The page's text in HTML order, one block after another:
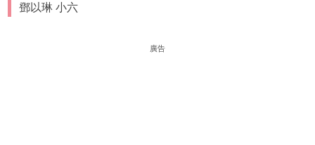
鄧以琳 小六
廣告